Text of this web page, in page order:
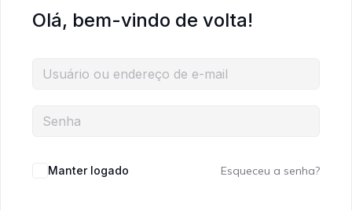
Olá, bem-vindo de volta!
Manter logado Esqueceu a senha?